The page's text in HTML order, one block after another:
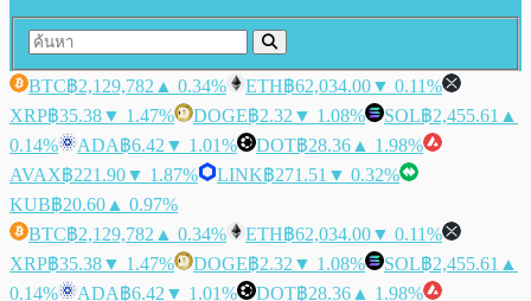
BTC฿2,129,782 ▲ 0.34% ETH฿62,034.00▼ 0.11%
XRP฿35.38▼ 1.47% DOGE฿2.32 ▼ 1.08% SOL฿2,455.61 ▲
0.14%
ADA฿6.42 ▼ 1.01% DOT฿28.36 ▲ 1.98%
AVAX฿221.90▼ 1.87% LINK฿271.51 ▼ 0.32%
KUB฿20.60 ▲ 0.97%
BTC฿2,129,782 ▲ 0.34% ETH฿62,034.00▼ 0.11%
XRP฿35.38▼ 1.47% DOGE฿2.32 ▼ 1.08% SOL฿2,455.61 ▲
0.14%
ADA฿6.42 ▼ 1.01% DOT฿28.36 ▲ 1.98%